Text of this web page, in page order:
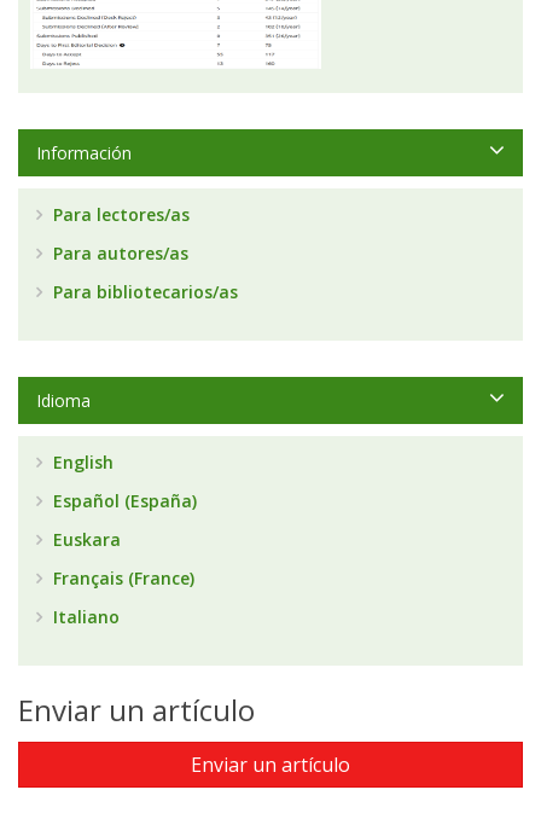
Información
Para lectores/as
Para autores/as
Para bibliotecarios/as
Idioma
English
Español (España)
Euskara
Français (France)
Italiano
Enviar un artículo
Enviar un artículo